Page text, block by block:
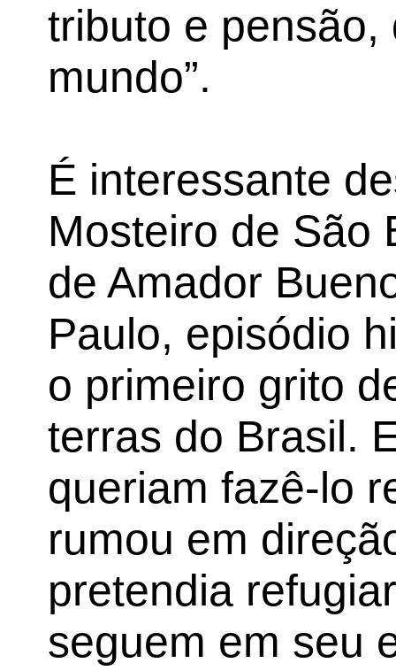
tributo e
mundo”.
É interessante
Mosteiro de São
de Amador
Paulo, episódio
o primeiro grito
terras do Brasil.
queriam fazê-lo
rumou em
pretendia
seguem em seu